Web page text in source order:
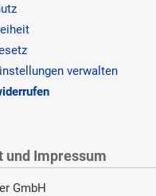
verwalten
und Impressum
GmbH